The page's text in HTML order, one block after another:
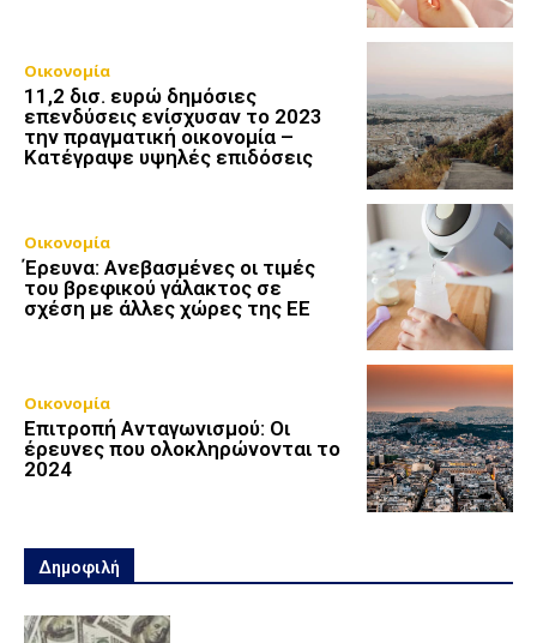
Οικονομία
11,2 δισ. ευρώ δημόσιες
επενδύσεις ενίσχυσαν το 2023
την πραγματική οικονομία –
Κατέγραψε υψηλές επιδόσεις
Οικονομία
Έρευνα: Ανεβασμένες οι τιμές
του βρεφικού γάλακτος σε
σχέση με άλλες χώρες της ΕΕ
Οικονομία
Επιτροπή Ανταγωνισμού: Οι
έρευνες που ολοκληρώνονται το
2024
Δημοφιλή